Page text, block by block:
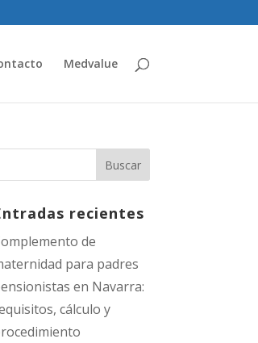
Medvalue
recientes
de
para padres
en Navarra:
cálculo y